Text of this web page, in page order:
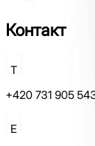
Контакт
T
+420 731 905
E